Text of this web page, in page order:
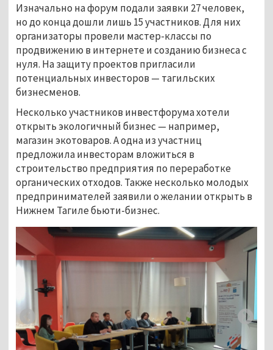
Изначально на форум подали заявки 27 человек,
но до конца дошли лишь 15 участников. Для них
организаторы провели мастер-классы по
продвижению в интернете и созданию бизнеса с
нуля. На защиту проектов пригласили
потенциальных инвесторов — тагильских
бизнесменов.
Несколько участников инвестфорума хотели
открыть экологичный бизнес — например,
магазин экотоваров. А одна из участниц
предложила инвесторам вложиться в
строительство предприятия по переработке
органических отходов. Также несколько молодых
предпринимателей заявили о желании открыть в
Нижнем Тагиле бьюти-бизнес.